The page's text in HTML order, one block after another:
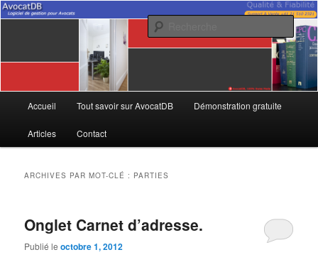
Aller
au
Aller
au
AvocatDB
Logiciel de gestion pour Avocats
principal
Accueil Tout savoir sur AvocatDB Démonstration gratuite
Articles Contact
ARCHIVES PAR MOT-CLÉ : PARTIES
Onglet Carnet d’adresse.
Publié leoctobre 1, 2012